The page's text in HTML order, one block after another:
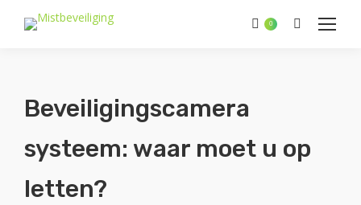
0 Zoeken:
Beveiligingscamera
systeem: waar moet u op
letten?